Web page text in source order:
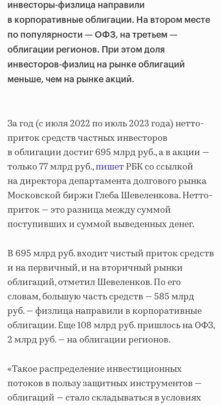
инвесторы-физлица направили
в корпоративные облигации. На втором месте
по популярности — ОФЗ, на третьем —
облигации регионов. При этом доля
инвесторов-физлиц на рынке облигаций
меньше, чем на рынке акций.
За год (с июля 2022 по июль 2023 года) нетто-
приток средств частных инвесторов
в облигации достиг 695 млрд руб., а в акции —
только 77 млрд руб.,пишетРБК со ссылкой
на директора департамента долгового рынка
Московской биржи Глеба Шевеленкова. Нетто-
приток — это разница между суммой
поступивших и суммой выведенных денег.
В 695 млрд руб. входит чистый приток средств
и на первичный, и на вторичный рынки
облигаций, отметил Шевеленков. По его
словам, большую часть средств — 585 млрд
руб. — физлица направили в корпоративные
облигации. Еще 108 млрд руб. пришлось на ОФЗ,
2 млрд руб. — на облигации регионов.
«Такое распределение инвестиционных
потоков в пользу защитных инструментов —
облигаций — стало складываться в условиях